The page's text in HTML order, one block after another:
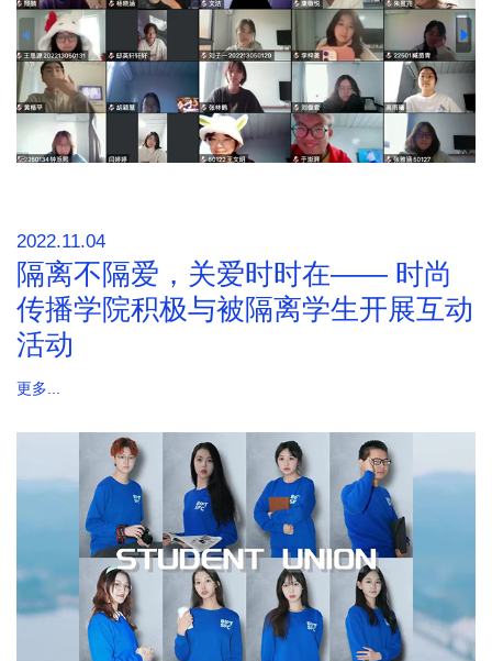
2022.11.04
隔离不隔爱，关爱时时在—— 时尚
传播学院积极与被隔离学生开展互动
活动
更多...